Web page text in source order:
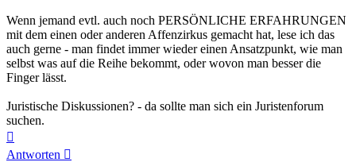
Wenn jemand evtl. auch noch PERSÖNLICHE ERFAHRUNGEN
mit dem einen oder anderen Affenzirkus gemacht hat, lese ich das
auch gerne - man findet immer wieder einen Ansatzpunkt, wie man
selbst was auf die Reihe bekommt, oder wovon man besser die
Finger lässt.
Juristische Diskussionen? - da sollte man sich ein Juristenforum
suchen.
oben
Antworten